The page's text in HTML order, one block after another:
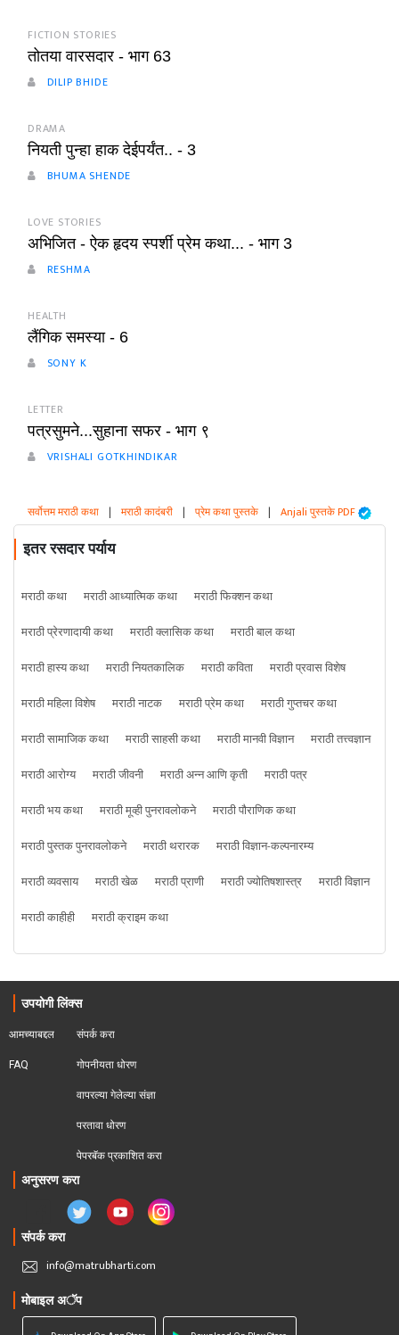
FICTION STORIES
तोतया वारसदार - भाग 63
DILIP BHIDE
DRAMA
नियती पुन्हा हाक देईपर्यंत.. - 3
BHUMA SHENDE
LOVE STORIES
अभिजित - ऐक हृदय स्पर्शी प्रेम कथा... - भाग 3
RESHMA
HEALTH
लैंगिक समस्या - 6
SONY K
LETTER
पत्रसुमने...सुहाना सफर - भाग ९
VRISHALI GOTKHINDIKAR
सर्वोत्तम मराठी कथा | मराठी कादंबरी | प्रेम कथा पुस्तके | Anjali पुस्तके PDF
इतर रसदार पर्याय
मराठी कथा मराठी आध्यात्मिक कथा
मराठी फिक्शन कथा
मराठी प्रेरणादायी कथा
मराठी क्लासिक कथा
मराठी बाल कथा
मराठी हास्य कथा
मराठी नियतकालिक मराठी कविता
मराठी प्रवास विशेष
मराठी महिला विशेष
मराठी नाटक मराठी प्रेम कथा
मराठी गुप्तचर कथा
मराठी सामाजिक कथा
मराठी साहसी कथा मराठी मानवी विज्ञान
मराठी तत्त्वज्ञान
मराठी आरोग्य
मराठी जीवनी मराठी अन्न आणि कृती
मराठी पत्र
मराठी भय कथा
मराठी मूव्ही पुनरावलोकने
मराठी पौराणिक कथा
मराठी पुस्तक पुनरावलोकने
मराठी थरारक
मराठी विज्ञान-कल्पनारम्य
मराठी व्यवसाय
मराठी खेळ मराठी प्राणी मराठी ज्योतिषशास्त्र
मराठी विज्ञान
मराठी काहीही
मराठी क्राइम कथा
उपयोगी लिंक्स
आमच्याबद्दल
FAQ
संपर्क करा
गोपनीयता धोरण
वापरल्या गेलेल्या संज्ञा
परतावा धोरण
पेपरबॅक प्रकाशित करा
अनुसरण करा
संपर्क करा
info@matrubharti.com
मोबाइल अॅप